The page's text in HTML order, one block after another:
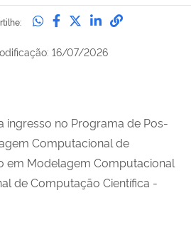
Compartilhe no
Compartilhe no
Compartilhe no
Compartilhe
16/07/2026
ingresso no Programa de Pos-
Computacional de
em Modelagem Computacional
de Computação Científica -